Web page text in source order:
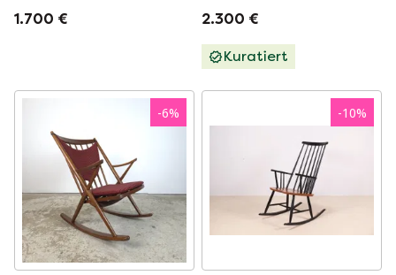
Bouclé-Stoff
1.700 €
Wegner für A. Mikael
1950er Jahre).
2.300 €
Kuratiert
-6% -10%